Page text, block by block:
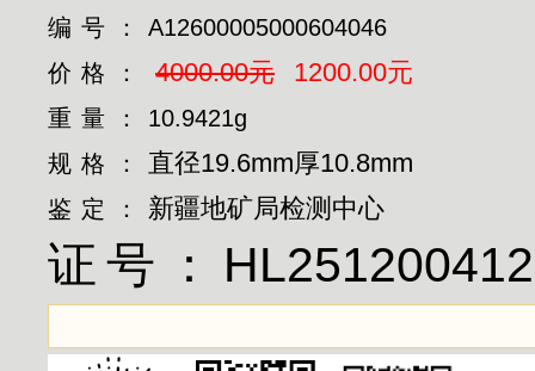
编号： A12600005000604046
价格：
4000.00元 1200.00元
重量： 10.9421g
规格： 直径19.6mm厚10.8mm
鉴定： 新疆地矿局检测中心
证号： HL251200412